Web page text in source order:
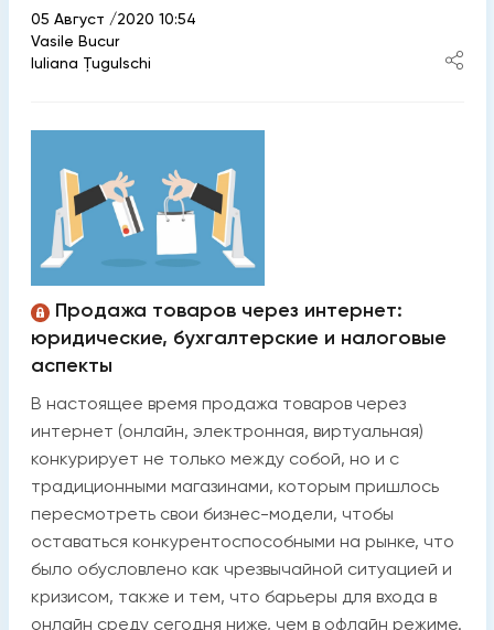
05 Август /2020 10:54
Vasile Bucur
Iuliana Țugulschi
Продажа товаров через интернет:
юридические, бухгалтерские и налоговые
аспекты
В настоящее время продажа товаров через
интернет (онлайн, электронная, виртуальная)
конкурирует не только между собой, но и с
традиционными магазинами, которым пришлось
пересмотреть свои бизнес-модели, чтобы
оставаться конкурентоспособными на рынке, что
было обусловлено как чрезвычайной ситуацией и
кризисом, также и тем, что барьеры для входа в
онлайн среду сегодня ниже, чем в офлайн режиме.